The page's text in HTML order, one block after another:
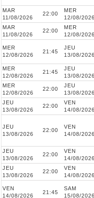
MAR
11/08/2026
22:00
MER
12/08/2026
MAR
11/08/2026
22:00
MER
12/08/2026
MER
12/08/2026
21:45
JEU
13/08/2026
MER
12/08/2026
21:45
JEU
13/08/2026
MER
12/08/2026
22:00
JEU
13/08/2026
JEU
13/08/2026
22:00
VEN
14/08/2026
JEU
13/08/2026
22:00
VEN
14/08/2026
JEU
13/08/2026
22:00
VEN
14/08/2026
JEU
13/08/2026
22:00
VEN
14/08/2026
VEN
14/08/2026
21:45
SAM
15/08/2026